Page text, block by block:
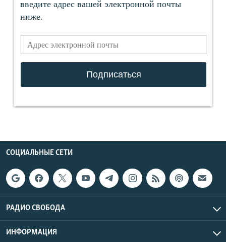
СОЦИАЛЬНЫЕ СЕТИ
РАДИО СВОБОДА
ИНФОРМАЦИЯ